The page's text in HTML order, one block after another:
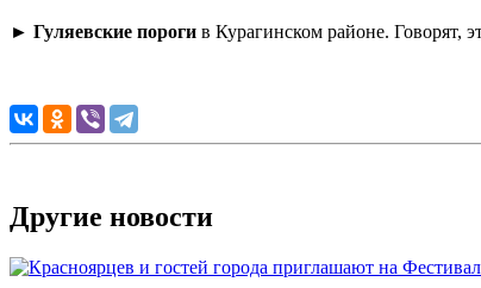
► Гуляевские пороги в Курагинском районе. Говорят,
Другие новости